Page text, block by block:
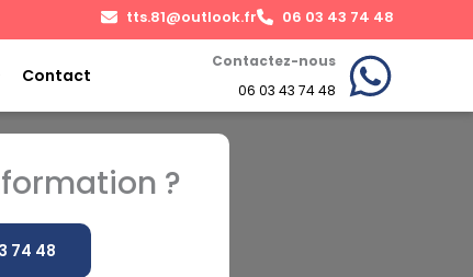
tts.81@outlook.fr 06 03 43 74 48
Contact
Contactez-nous
06 03 43 74 48
?
74 48